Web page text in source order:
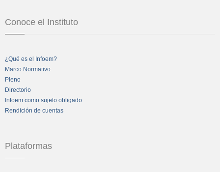
Conoce el Instituto
¿Qué es el Infoem?
Marco Normativo
Pleno
Directorio
Infoem como sujeto obligado
Rendición de cuentas
Plataformas